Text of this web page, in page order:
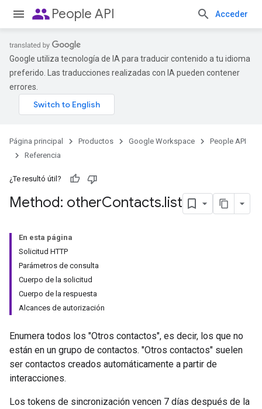
peoplePeople API Acceder
Google utiliza tecnología de IA para traducir contenido a tu idioma
preferido. Las traducciones realizadas con IA pueden contener
errores.
Página principal Productos Google Workspace
People API
Referencia
¿Te resultó útil?
Method: otherContacts.list
En esta página
Solicitud HTTP
Parámetros de consulta
Cuerpo de la solicitud
Cuerpo de la respuesta
Alcances de autorización
Enumera todos los "Otros contactos", es decir, los que no
están en un grupo de contactos. "Otros contactos" suelen
ser contactos creados automáticamente a partir de
interacciones.
Los tokens de sincronización vencen 7 días después de la